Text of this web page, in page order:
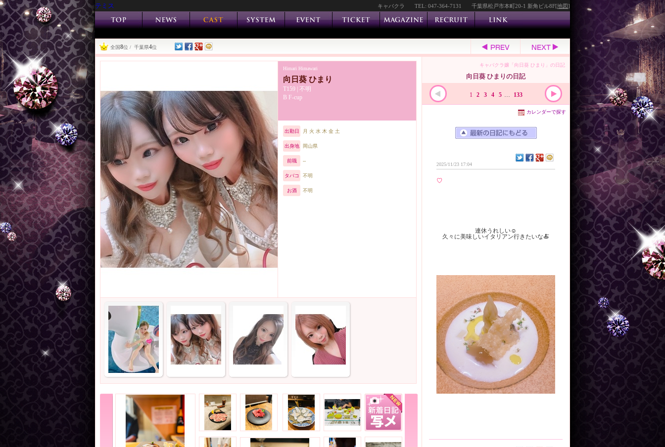
テミス キャバクラ TEL: 047-364-7131 千葉県松戸市本町20-1 新角ビル8F[地図]
全国8位 / 千葉県4位
向日葵 ひまり
Himari Himawari
T159 | 不明
B F-cup
出勤日 月 火 水 木 金 土
出身地 岡山県
前職 --
タバコ 不明
お酒 不明
向日葵 ひまりの日記
キャバクラ嬢「向日葵 ひまり」の日記
1 2 3 4 5 … 133
カレンダーで探す
2025/11/23 17:04
♡
連休うれしい☺️
久々に美味しいイタリアン行きたいな🍝